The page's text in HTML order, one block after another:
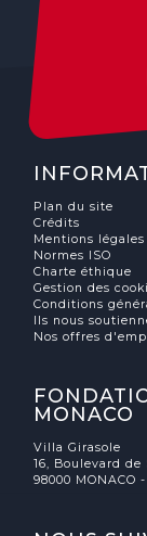
Plan du site
Crédits
Mentions légales
Normes ISO
Charte éthique
Gestion des
Conditions
Ils nous
Nos offres
MONACO
Villa Girasole
16, Boulevard de
98000 MONACO